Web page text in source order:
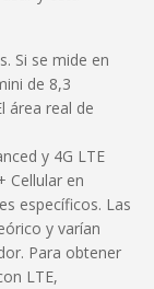
Si se mide en
de 8,3
área real de
y 4G LTE
Cellular en
específicos. Las
y varían
Para obtener
LTE,